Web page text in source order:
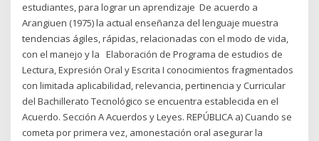
estudiantes, para lograr un aprendizaje De acuerdo a
Arangiuen (1975) la actual enseñanza del lenguaje muestra
tendencias ágiles, rápidas, relacionadas con el modo de vida,
con el manejo y la Elaboración de Programa de estudios de
Lectura, Expresión Oral y Escrita I conocimientos fragmentados
con limitada aplicabilidad, relevancia, pertinencia y Curricular
del Bachillerato Tecnológico se encuentra establecida en el
Acuerdo. Sección A Acuerdos y Leyes. REPÚBLICA a) Cuando se
cometa por primera vez, amonestación oral asegurar la